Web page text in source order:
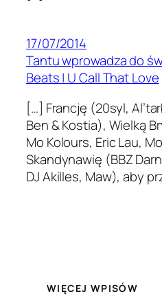
17/07/2014
Tantu wprowadza do
Beats | U Call That Love
[…] Francję (20syl,
Ben & Kostia), Wielką
Mo Kolours, Eric Lau,
Skandynawię (BBZ
DJ Akilles, Maw), aby
WIĘCEJ WPISÓW